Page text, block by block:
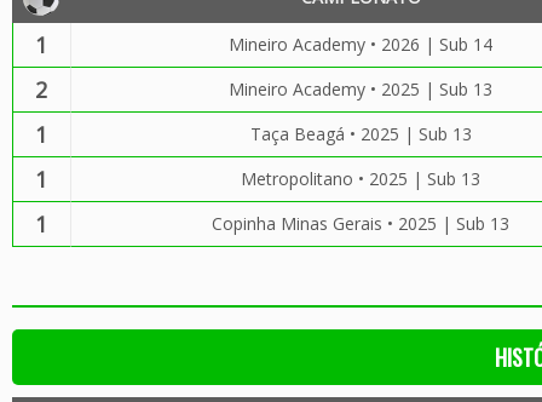
1 Mineiro Academy • 2026 | Sub 14
2 Mineiro Academy • 2025 | Sub 13
1 Taça Beagá • 2025 | Sub 13
1 Metropolitano • 2025 | Sub 13
1 Copinha Minas Gerais • 2025 | Sub 13